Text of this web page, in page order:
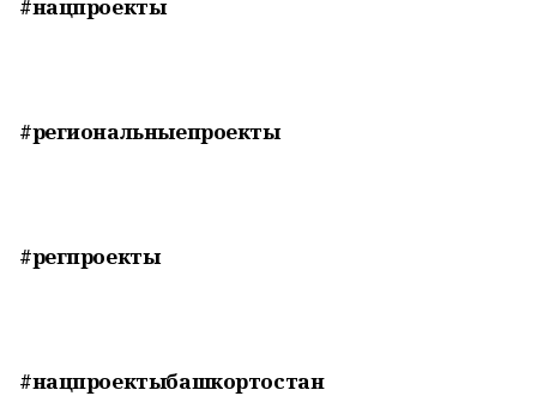
#нацпроекты
#региональныепроекты
#регпроекты
#нацпроектыбашкортостан